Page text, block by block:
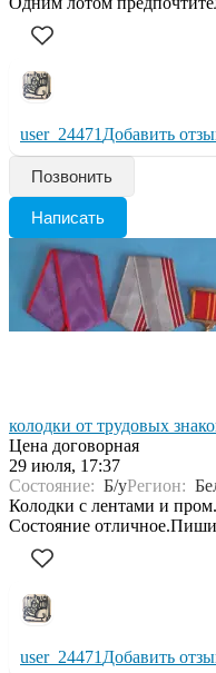
user_24471 Добавить
Позвонить
Написать
колодки от трудовых
Цена договорная
29 июля, 17:37
Состояние: Б/уРегион:
Колодки с лентами и
Состояние
user_24471 Добавить